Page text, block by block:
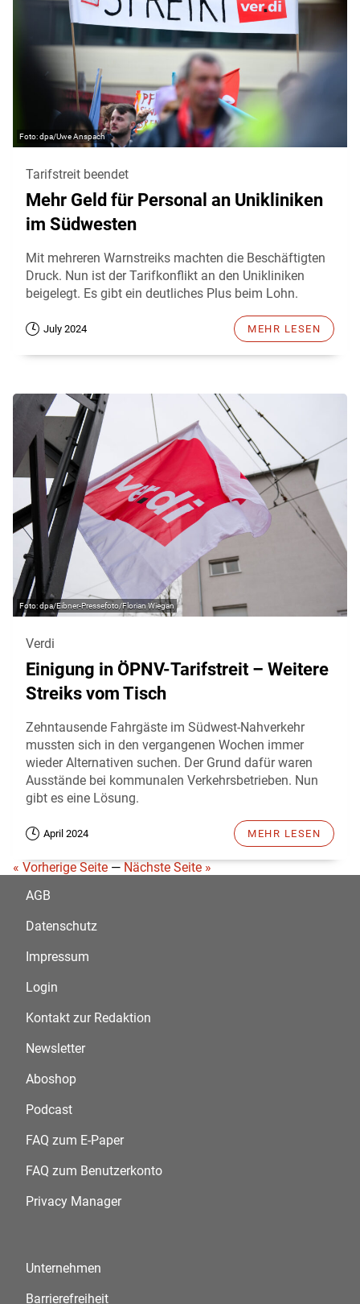
dpa/Uwe Anspach
Tarifstreit beendet
Mehr Geld für Personal an Unikliniken
im Südwesten
Mit mehreren Warnstreiks machten die Beschäftigten
Druck. Nun ist der Tarifkonflikt an den Unikliniken
beigelegt. Es gibt ein deutliches Plus beim Lohn.
July 2024 MEHR LESEN
dpa/Eibner-Pressefoto/Florian Wiegan
Verdi
Einigung in ÖPNV-Tarifstreit – Weitere
Streiks vom Tisch
Zehntausende Fahrgäste im Südwest-Nahverkehr
mussten sich in den vergangenen Wochen immer
wieder Alternativen suchen. Der Grund dafür waren
Ausstände bei kommunalen Verkehrsbetrieben. Nun
gibt es eine Lösung.
April 2024 MEHR LESEN
« Vorherige Seite — Nächste Seite »
AGB
Datenschutz
Impressum
Login
Kontakt zur Redaktion
Newsletter
Aboshop
Podcast
FAQ zum E-Paper
FAQ zum Benutzerkonto
Privacy Manager
Unternehmen
Barrierefreiheit